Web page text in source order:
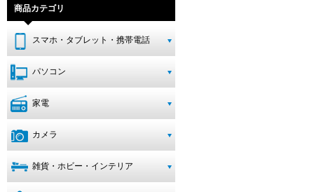
商品カテゴリ
スマホ・タブレット・携帯電話
パソコン
家電
カメラ
雑貨・ホビー・インテリア